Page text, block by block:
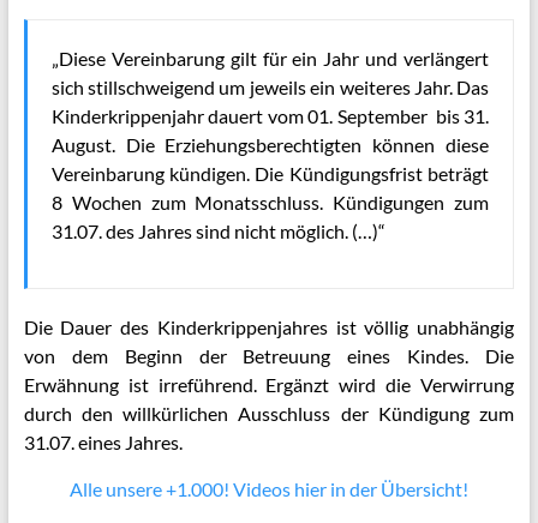
„Diese Vereinbarung gilt für ein Jahr und verlängert
sich stillschweigend um jeweils ein weiteres Jahr. Das
Kinderkrippenjahr dauert vom 01. September bis 31.
August. Die Erziehungsberechtigten können diese
Vereinbarung kündigen. Die Kündigungsfrist beträgt
8 Wochen zum Monatsschluss. Kündigungen zum
31.07. des Jahres sind nicht möglich. (…)“
Die Dauer des Kinderkrippenjahres ist völlig unabhängig
von dem Beginn der Betreuung eines Kindes. Die
Erwähnung ist irreführend. Ergänzt wird die Verwirrung
durch den willkürlichen Ausschluss der Kündigung zum
31.07. eines Jahres.
Alle unsere +1.000! Videos hier in der Übersicht!